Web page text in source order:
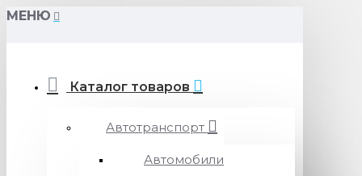
МЕНЮ
Каталог товаров
Автотранспорт
Автомобили